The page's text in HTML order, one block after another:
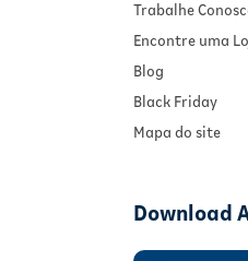
Trabalhe
Encontre uma
Blog
Black Friday
Mapa do site
Download